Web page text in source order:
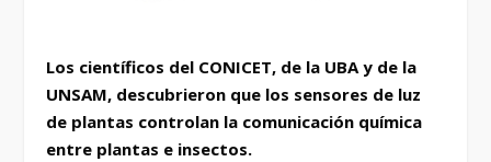
Los científicos del CONICET, de la UBA y de la
UNSAM, descubrieron que los sensores de luz
de plantas controlan la comunicación química
entre plantas e insectos.